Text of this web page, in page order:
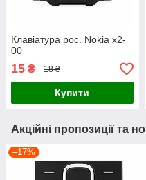
Клавіатура рос. Nokia x2-
00
15 ₴ 18 ₴
Купити
Акційні пропозиції та
–17%